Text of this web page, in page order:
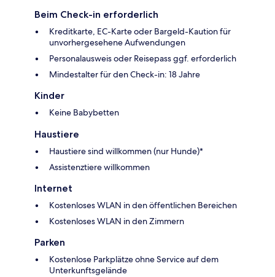
Beim Check-in erforderlich
Kreditkarte, EC-Karte oder Bargeld-Kaution für
unvorhergesehene Aufwendungen
Personalausweis oder Reisepass ggf. erforderlich
Mindestalter für den Check-in: 18 Jahre
Kinder
Keine Babybetten
Haustiere
Haustiere sind willkommen (nur Hunde)*
Assistenztiere willkommen
Internet
Kostenloses WLAN in den öffentlichen Bereichen
Kostenloses WLAN in den Zimmern
Parken
Kostenlose Parkplätze ohne Service auf dem
Unterkunftsgelände